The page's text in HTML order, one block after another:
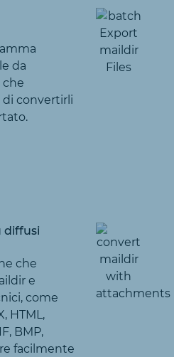
da
che
di convertirli
diffusi
che
e
come
HTML,
BMP,
facilmente